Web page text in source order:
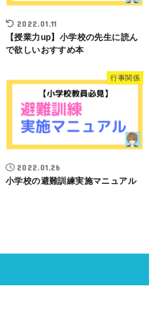
2022.01.11
【授業力up】小学校の先生に読ん
で欲しいおすすめ本
行事関係
2022.01.26
小学校の避難訓練実施マニュアル